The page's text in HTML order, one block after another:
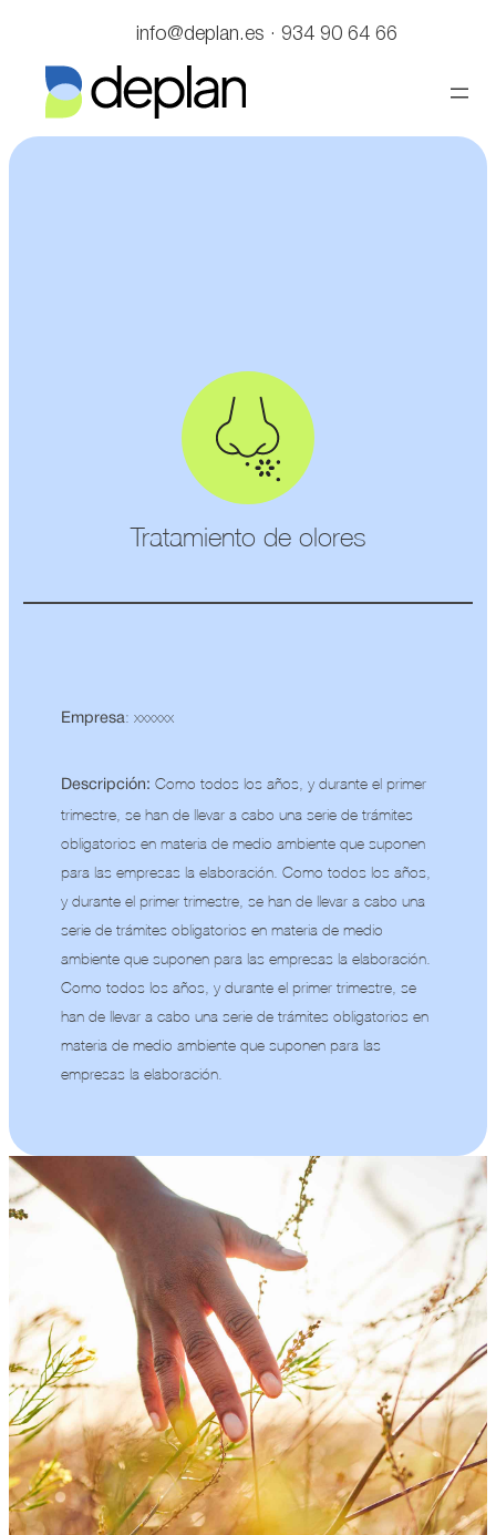
info@deplan.es · 934 90 64 66
Tratamiento de olores
Empresa: xxxxxx
Descripción: Como todos los años, y durante el primer
trimestre, se han de llevar a cabo una serie de trámites
obligatorios en materia de medio ambiente que suponen
para las empresas la elaboración. Como todos los años,
y durante el primer trimestre, se han de llevar a cabo una
serie de trámites obligatorios en materia de medio
ambiente que suponen para las empresas la elaboración.
Como todos los años, y durante el primer trimestre, se
han de llevar a cabo una serie de trámites obligatorios en
materia de medio ambiente que suponen para las
empresas la elaboración.